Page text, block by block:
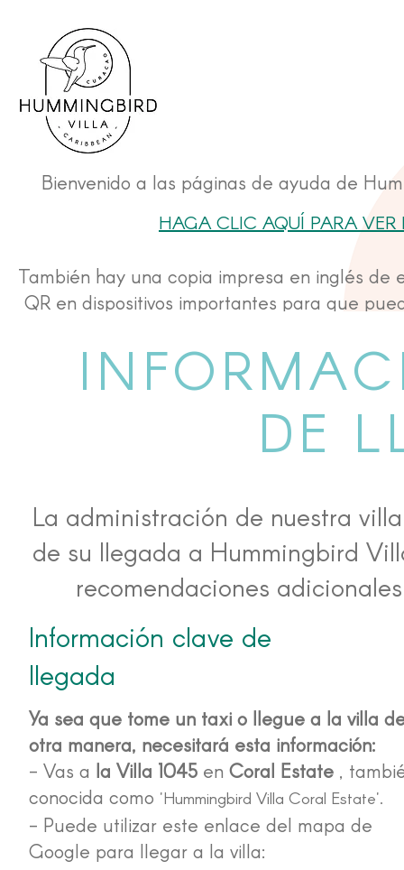
Bienvenido a las páginas de ayuda de
HAGA CLIC AQUÍ PARA
También hay una copia impresa en inglés de
QR en dispositivos importantes para que
DE
La administración de nuestra
de su llegada a Hummingbird
recomendaciones
Información clave de
llegada
Ya sea que tome un taxi o llegue a la villa
otra manera, necesitará esta información:
- Vas a la Villa 1045 en Coral Estate ,
conocida como 'Hummingbird Villa Coral Estate'.
- Puede utilizar este enlace del mapa de
Google para llegar a la villa: